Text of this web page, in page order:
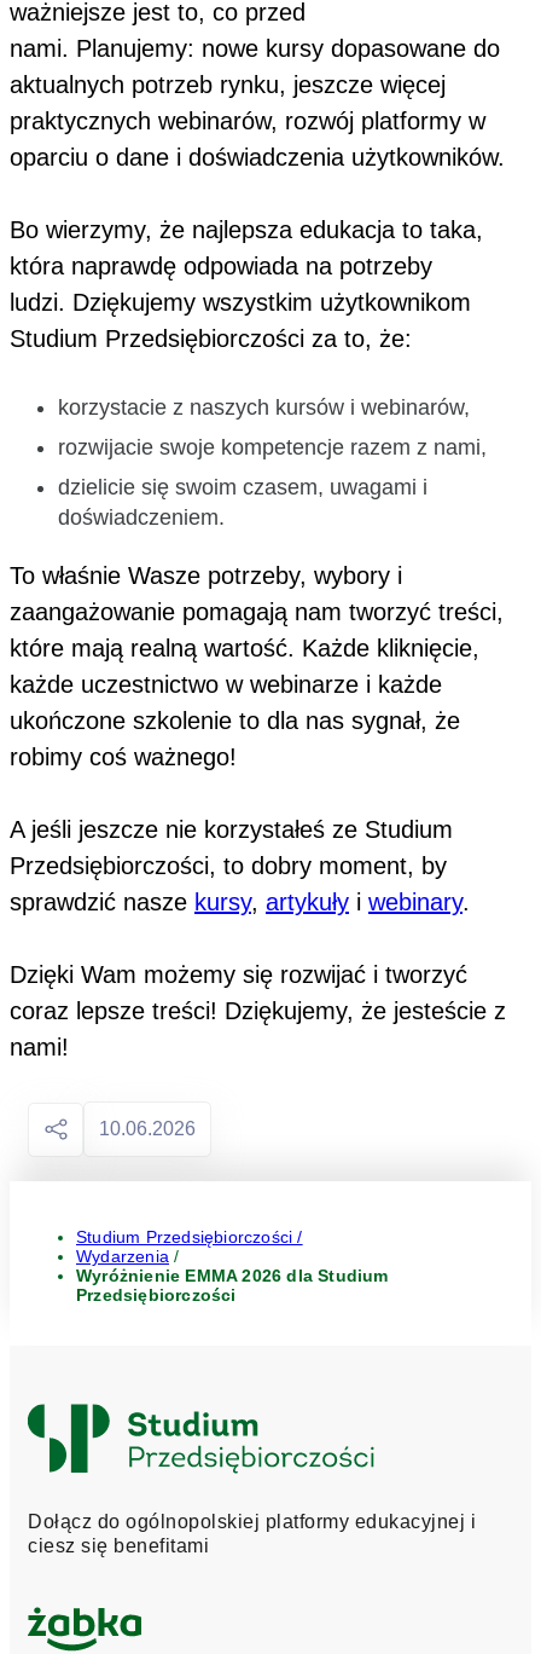
ważniejsze jest to, co przed
nami. Planujemy: nowe kursy dopasowane do
aktualnych potrzeb rynku, jeszcze więcej
praktycznych webinarów, rozwój platformy w
oparciu o dane i doświadczenia użytkowników.
Bo wierzymy, że najlepsza edukacja to taka,
która naprawdę odpowiada na potrzeby
ludzi. Dziękujemy wszystkim użytkownikom
Studium Przedsiębiorczości za to, że:
korzystacie z naszych kursów i webinarów,
rozwijacie swoje kompetencje razem z nami,
dzielicie się swoim czasem, uwagami i
doświadczeniem.
To właśnie Wasze potrzeby, wybory i
zaangażowanie pomagają nam tworzyć treści,
które mają realną wartość. Każde kliknięcie,
każde uczestnictwo w webinarze i każde
ukończone szkolenie to dla nas sygnał, że
robimy coś ważnego!
A jeśli jeszcze nie korzystałeś ze Studium
Przedsiębiorczości, to dobry moment, by
sprawdzić nasze kursy, artykuły i webinary.
Dzięki Wam możemy się rozwijać i tworzyć
coraz lepsze treści! Dziękujemy, że jesteście z
nami!
10.06.2026
Studium Przedsiębiorczości /
Wydarzenia /
Wyróżnienie EMMA 2026 dla Studium
Przedsiębiorczości
Logo
Studium
Dołącz do ogólnopolskiej platformy edukacyjnej i
ciesz się benefitami